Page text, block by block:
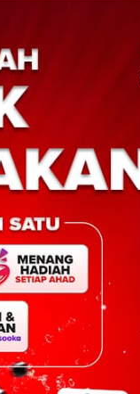
terdekat dari Parti
pemenang PRU15